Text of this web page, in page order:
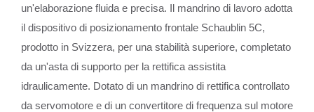
un'elaborazione fluida e precisa. Il mandrino di lavoro adotta
il dispositivo di posizionamento frontale Schaublin 5C,
prodotto in Svizzera, per una stabilità superiore, completato
da un'asta di supporto per la rettifica assistita
idraulicamente. Dotato di un mandrino di rettifica controllato
da servomotore e di un convertitore di frequenza sul motore